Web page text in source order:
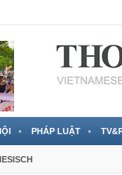
PHÁP LUẬT